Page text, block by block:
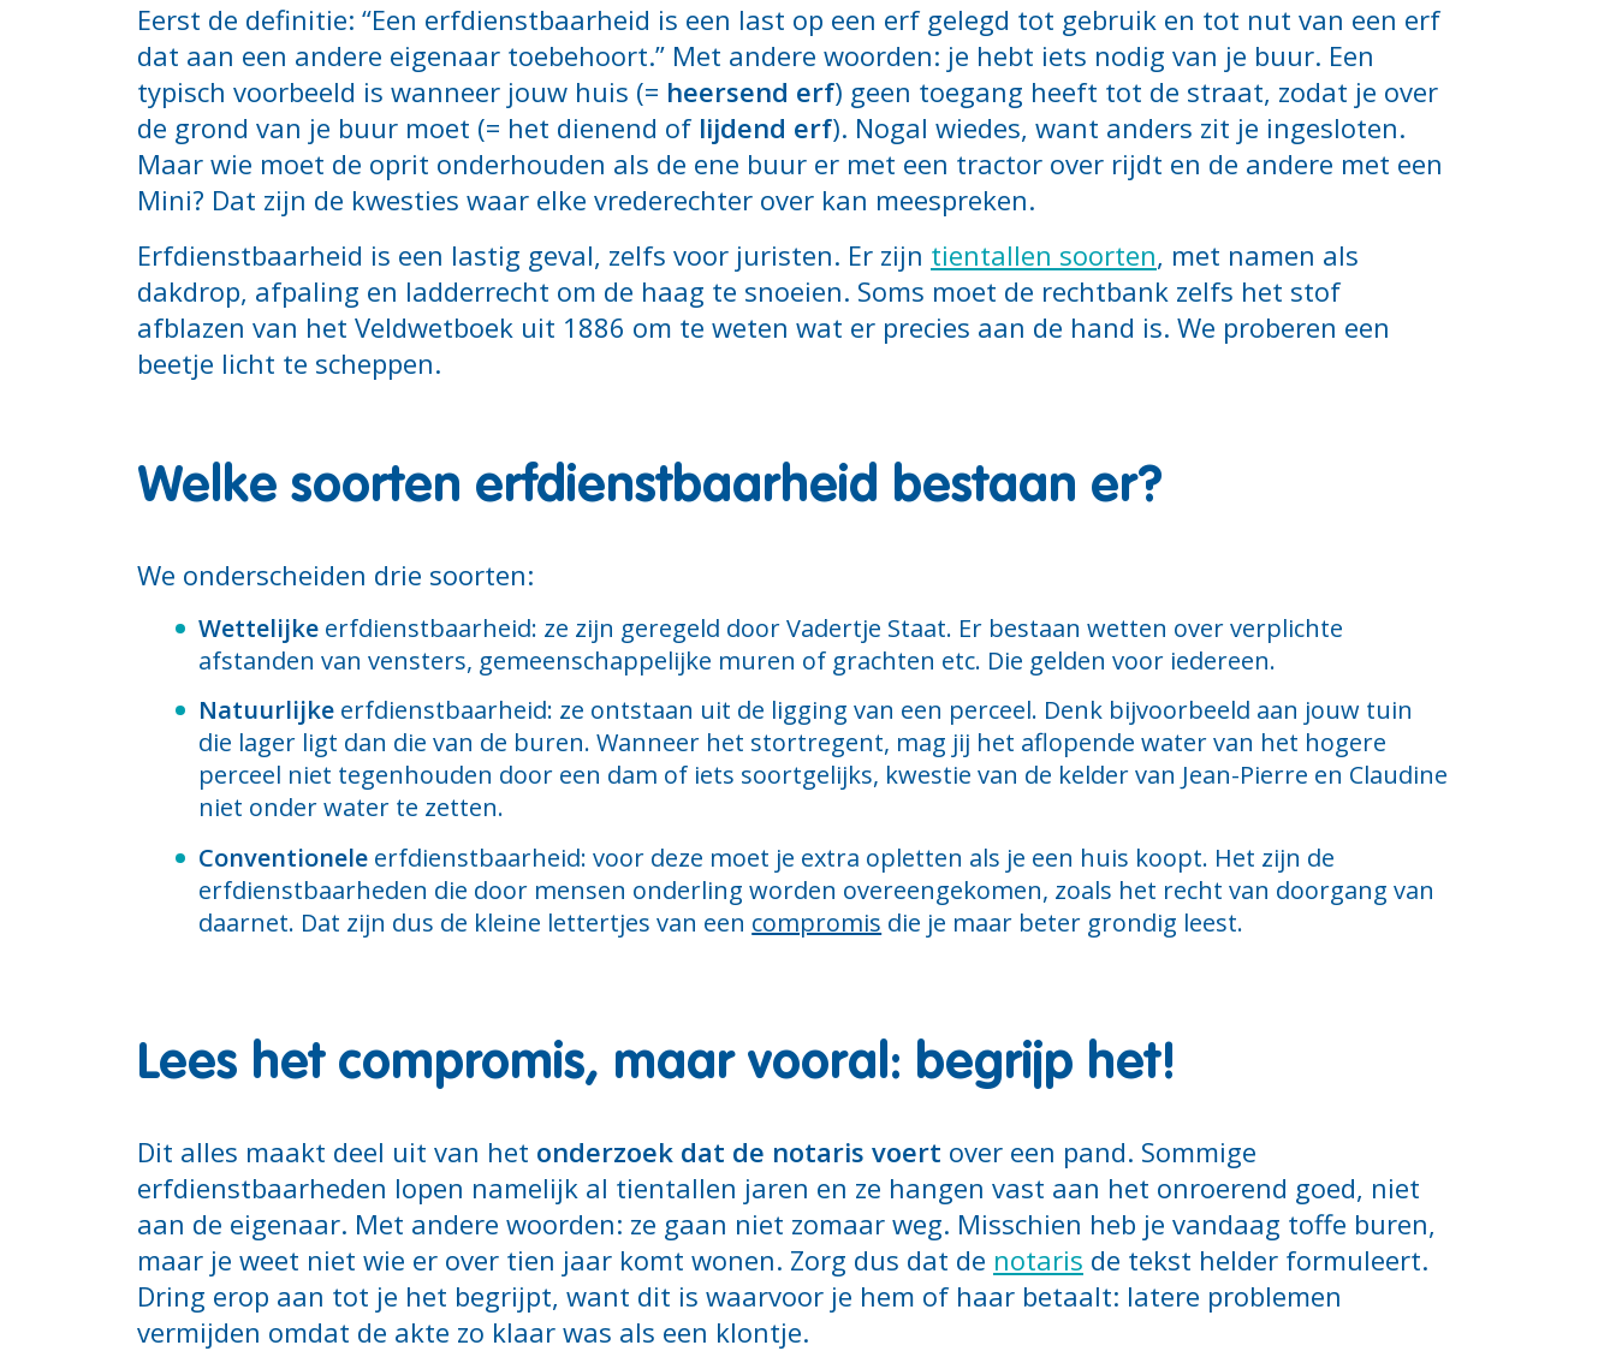
Eerst de definitie: “Een erfdienstbaarheid is een last op een erf gelegd tot gebruik en tot nut van een erf
dat aan een andere eigenaar toebehoort.” Met andere woorden: je hebt iets nodig van je buur. Een
typisch voorbeeld is wanneer jouw huis (= heersend erf) geen toegang heeft tot de straat, zodat je over
de grond van je buur moet (= het dienend of lijdend erf). Nogal wiedes, want anders zit je ingesloten.
Maar wie moet de oprit onderhouden als de ene buur er met een tractor over rijdt en de andere met een
Mini? Dat zijn de kwesties waar elke vrederechter over kan meespreken.
Erfdienstbaarheid is een lastig geval, zelfs voor juristen. Er zijn tientallen soorten, met namen als
dakdrop, afpaling en ladderrecht om de haag te snoeien. Soms moet de rechtbank zelfs het stof
afblazen van het Veldwetboek uit 1886 om te weten wat er precies aan de hand is. We proberen een
beetje licht te scheppen.
Welke soorten erfdienstbaarheid bestaan er?
We onderscheiden drie soorten:
Wettelijke erfdienstbaarheid: ze zijn geregeld door Vadertje Staat. Er bestaan wetten over verplichte
afstanden van vensters, gemeenschappelijke muren of grachten etc. Die gelden voor iedereen.
Natuurlijke erfdienstbaarheid: ze ontstaan uit de ligging van een perceel. Denk bijvoorbeeld aan jouw tuin
die lager ligt dan die van de buren. Wanneer het stortregent, mag jij het aflopende water van het hogere
perceel niet tegenhouden door een dam of iets soortgelijks, kwestie van de kelder van Jean-Pierre en Claudine
niet onder water te zetten.
Conventionele erfdienstbaarheid: voor deze moet je extra opletten als je een huis koopt. Het zijn de
erfdienstbaarheden die door mensen onderling worden overeengekomen, zoals het recht van doorgang van
daarnet. Dat zijn dus de kleine lettertjes van een compromis die je maar beter grondig leest.
Lees het compromis, maar vooral: begrijp het!
Dit alles maakt deel uit van het onderzoek dat de notaris voert over een pand. Sommige
erfdienstbaarheden lopen namelijk al tientallen jaren en ze hangen vast aan het onroerend goed, niet
aan de eigenaar. Met andere woorden: ze gaan niet zomaar weg. Misschien heb je vandaag toffe buren,
maar je weet niet wie er over tien jaar komt wonen. Zorg dus dat de notaris de tekst helder formuleert.
Dring erop aan tot je het begrijpt, want dit is waarvoor je hem of haar betaalt: latere problemen
vermijden omdat de akte zo klaar was als een klontje.